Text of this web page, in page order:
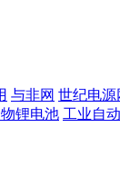
与非网 世纪电源
锂电池 工业自